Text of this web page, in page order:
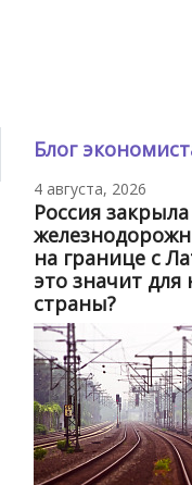
Блог
4 августа, 2026
Россия закрыла
на границе с
это значит
страны?